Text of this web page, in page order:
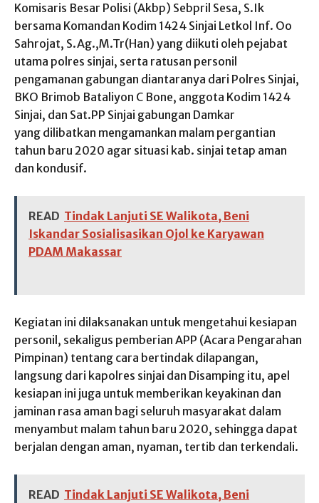
Komisaris Besar Polisi (Akbp) Sebpril Sesa, S.Ik
bersama Komandan Kodim 1424 Sinjai Letkol Inf. Oo
Sahrojat, S.Ag.,M.Tr(Han) yang diikuti oleh pejabat
utama polres sinjai, serta ratusan personil
pengamanan gabungan diantaranya dari Polres Sinjai,
BKO Brimob Bataliyon C Bone, anggota Kodim 1424
Sinjai, dan Sat.PP Sinjai gabungan Damkar
yang dilibatkan mengamankan malam pergantian
tahun baru 2020 agar situasi kab. sinjai tetap aman
dan kondusif.
READ Tindak Lanjuti SE Walikota, Beni
Iskandar Sosialisasikan Ojol ke Karyawan
PDAM Makassar
Kegiatan ini dilaksanakan untuk mengetahui kesiapan
personil, sekaligus pemberian APP (Acara Pengarahan
Pimpinan) tentang cara bertindak dilapangan,
langsung dari kapolres sinjai dan Disamping itu, apel
kesiapan ini juga untuk memberikan keyakinan dan
jaminan rasa aman bagi seluruh masyarakat dalam
menyambut malam tahun baru 2020, sehingga dapat
berjalan dengan aman, nyaman, tertib dan terkendali.
READ Tindak Lanjuti SE Walikota, Beni